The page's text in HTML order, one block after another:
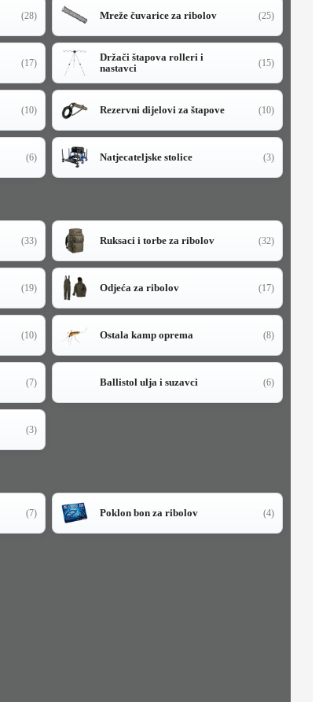
(28) Mreže čuvarice za ribolov (25)
(17)
Držači štapova rolleri i
nastavci
(15)
(10) Rezervni dijelovi za štapove (10)
(6) Natjecateljske stolice (3)
(33) Ruksaci i torbe za ribolov (32)
(19) Odjeća za ribolov (17)
(10) Ostala kamp oprema (8)
(7) Ballistol ulja i suzavci (6)
(3)
(7) Poklon bon za ribolov (4)